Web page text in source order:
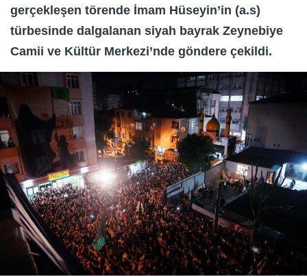
gerçekleşen törende İmam Hüseyin’in (a.s)
türbesinde dalgalanan siyah bayrak Zeynebiye
Camii ve Kültür Merkezi’nde göndere çekildi.